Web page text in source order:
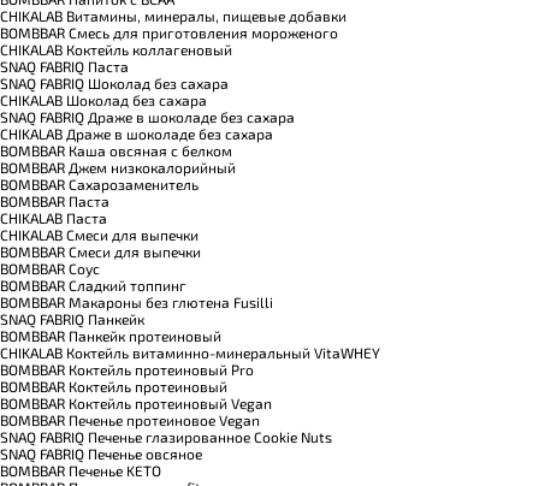
CHIKALAB Витамины, минералы, пищевые добавки
BOMBBAR Смесь для приготовления мороженого
CHIKALAB Коктейль коллагеновый
SNAQ FABRIQ Паста
SNAQ FABRIQ Шоколад без сахара
CHIKALAB Шоколад без сахара
SNAQ FABRIQ Драже в шоколаде без сахара
CHIKALAB Драже в шоколаде без сахара
BOMBBAR Каша овсяная с белком
BOMBBAR Джем низкокалорийный
BOMBBAR Сахарозаменитель
BOMBBAR Паста
CHIKALAB Паста
CHIKALAB Смеси для выпечки
BOMBBAR Смеси для выпечки
BOMBBAR Соус
BOMBBAR Сладкий топпинг
BOMBBAR Макароны без глютена Fusilli
SNAQ FABRIQ Панкейк
BOMBBAR Панкейк протеиновый
CHIKALAB Коктейль витаминно-минеральный VitaWHEY
BOMBBAR Коктейль протеиновый Pro
BOMBBAR Коктейль протеиновый
BOMBBAR Коктейль протеиновый Vegan
BOMBBAR Печенье протеиновое Vegan
SNAQ FABRIQ Печенье глазированное Cookie Nuts
SNAQ FABRIQ Печенье овсяное
BOMBBAR Печенье KETO